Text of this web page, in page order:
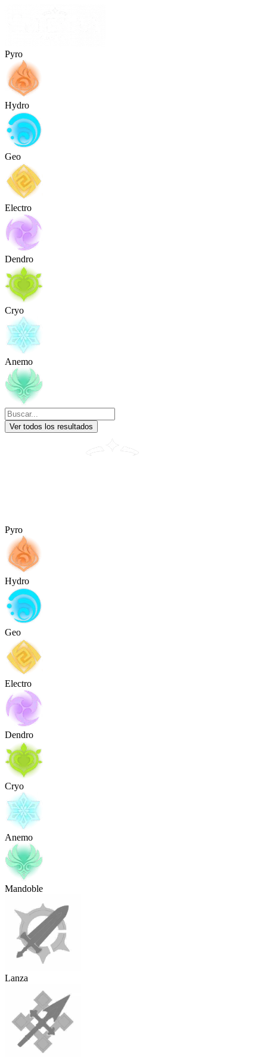
Pyro
Hydro
Geo
Electro
Dendro
Cryo
Anemo
Ver todos los resultados
Pyro
Hydro
Geo
Electro
Dendro
Cryo
Anemo
Mandoble
Lanza